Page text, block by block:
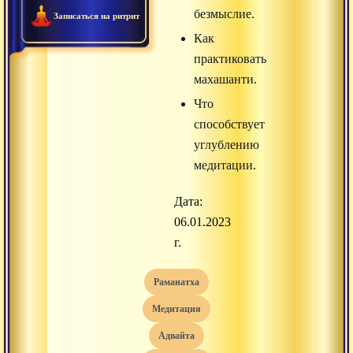
Записаться на ритрит
безмыслие.
Как
практиковать
махашанти.
Что
способствует
углублению
медитации.
Дата:
06.01.2023
г.
раманатха
медитация
адвайта